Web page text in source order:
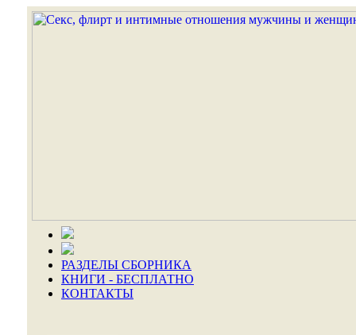
РАЗДЕЛЫ СБОРНИКА
КНИГИ - БЕСПЛАТНО
КОНТАКТЫ